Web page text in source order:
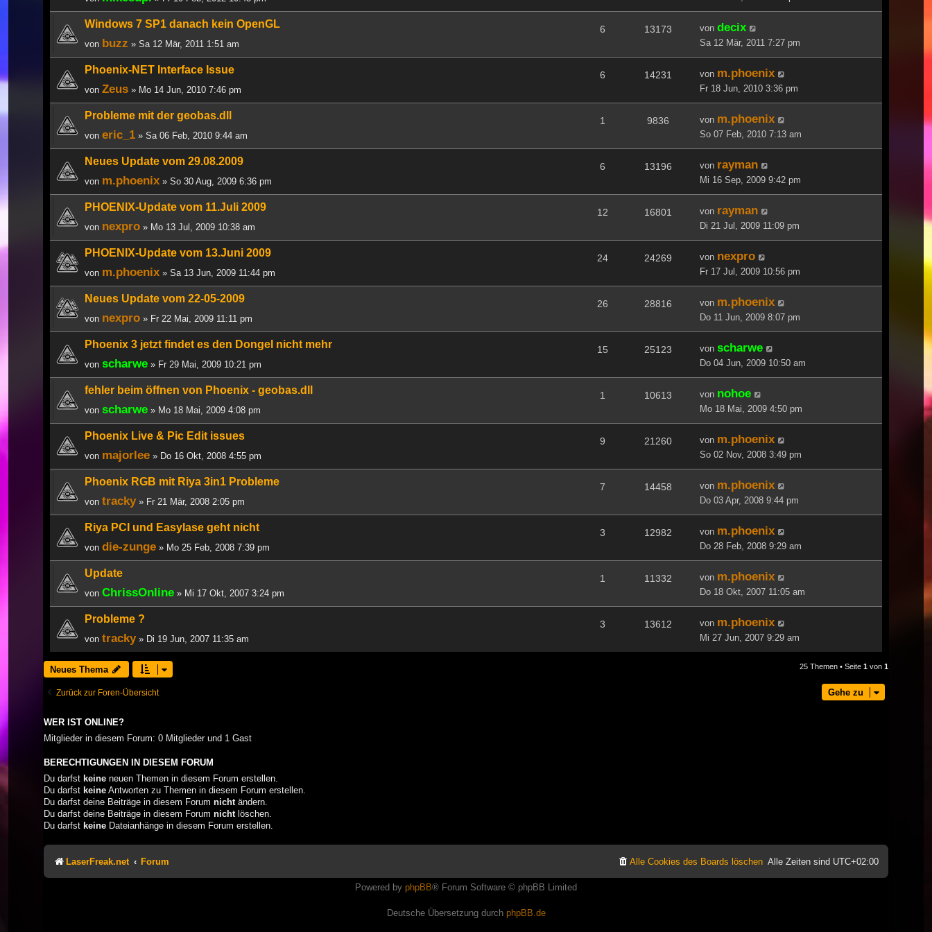
Windows 7 SP1 danach kein OpenGL
von buzz » Sa 12 Mär, 2011 1:51 am
6 13173 von decix
Sa 12 Mär, 2011 7:27 pm
Phoenix-NET Interface Issue
von Zeus » Mo 14 Jun, 2010 7:46 pm
6 14231 von m.phoenix
Fr 18 Jun, 2010 3:36 pm
Probleme mit der geobas.dll
von eric_1 » Sa 06 Feb, 2010 9:44 am
1 9836 von m.phoenix
So 07 Feb, 2010 7:13 am
Neues Update vom 29.08.2009
von m.phoenix » So 30 Aug, 2009 6:36 pm
6 13196 von rayman
Mi 16 Sep, 2009 9:42 pm
PHOENIX-Update vom 11.Juli 2009
von nexpro » Mo 13 Jul, 2009 10:38 am
12 16801 von rayman
Di 21 Jul, 2009 11:09 pm
PHOENIX-Update vom 13.Juni 2009
von m.phoenix » Sa 13 Jun, 2009 11:44 pm
24 24269 von nexpro
Fr 17 Jul, 2009 10:56 pm
Neues Update vom 22-05-2009
von nexpro » Fr 22 Mai, 2009 11:11 pm
26 28816 von m.phoenix
Do 11 Jun, 2009 8:07 pm
Phoenix 3 jetzt findet es den Dongel nicht mehr
von scharwe » Fr 29 Mai, 2009 10:21 pm
15 25123 von scharwe
Do 04 Jun, 2009 10:50 am
fehler beim öffnen von Phoenix - geobas.dll
von scharwe » Mo 18 Mai, 2009 4:08 pm
1 10613 von nohoe
Mo 18 Mai, 2009 4:50 pm
Phoenix Live & Pic Edit issues
von majorlee » Do 16 Okt, 2008 4:55 pm
9 21260 von m.phoenix
So 02 Nov, 2008 3:49 pm
Phoenix RGB mit Riya 3in1 Probleme
von tracky» Fr 21 Mär, 2008 2:05 pm
7 14458 von m.phoenix
Do 03 Apr, 2008 9:44 pm
Riya PCI und Easylase geht nicht
von die-zunge » Mo 25 Feb, 2008 7:39 pm
3 12982 von m.phoenix
Do 28 Feb, 2008 9:29 am
Update
von ChrissOnline » Mi 17 Okt, 2007 3:24 pm
1 11332 von m.phoenix
Do 18 Okt, 2007 11:05 am
Probleme ?
von tracky» Di 19 Jun, 2007 11:35 am
3 13612 von m.phoenix
Mi 27 Jun, 2007 9:29 am
Neues Thema 25 Themen • Seite 1 von 1
Zurück zur Foren-Übersicht Gehe zu
WER IST ONLINE?
Mitglieder in diesem Forum: 0 Mitglieder und 1 Gast
BERECHTIGUNGEN IN DIESEM FORUM
Du darfst keine neuen Themen in diesem Forum erstellen.
Du darfst keine Antworten zu Themen in diesem Forum erstellen.
Du darfst deine Beiträge in diesem Forum nicht ändern.
Du darfst deine Beiträge in diesem Forum nicht löschen.
Du darfst keine Dateianhänge in diesem Forum erstellen.
LaserFreak.net Forum Alle Zeiten sind UTC+02:00
Alle Cookies des Boards löschen
Powered by phpBB® Forum Software © phpBB Limited
Deutsche Übersetzung durch phpBB.de